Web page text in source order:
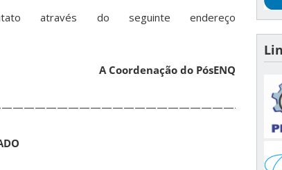
através do seguinte endereço
A Coordenação do PósENQ